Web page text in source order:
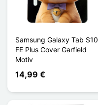
Samsung Galaxy Tab S10
FE Plus Cover Garfield
Motiv
14,99 €